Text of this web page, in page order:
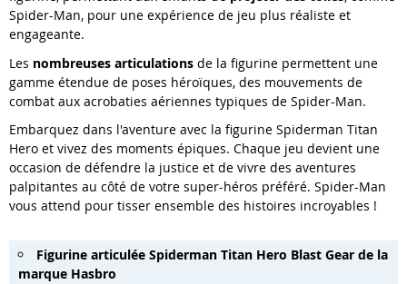
Spider-Man, pour une expérience de jeu plus réaliste et
engageante.
Les nombreuses articulations de la figurine permettent une
gamme étendue de poses héroïques, des mouvements de
combat aux acrobaties aériennes typiques de Spider-Man.
Embarquez dans l'aventure avec la figurine Spiderman Titan
Hero et vivez des moments épiques. Chaque jeu devient une
occasion de défendre la justice et de vivre des aventures
palpitantes au côté de votre super-héros préféré. Spider-Man
vous attend pour tisser ensemble des histoires incroyables !
Figurine articulée Spiderman Titan Hero Blast Gear de la
marque Hasbro